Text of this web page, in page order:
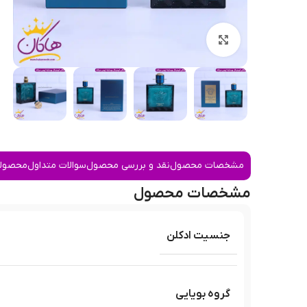
مشخصات محصولنقد و بررسی محصولسوالات متداول
مشخصات محصول
جنسیت ادکلن
گروه بویایی